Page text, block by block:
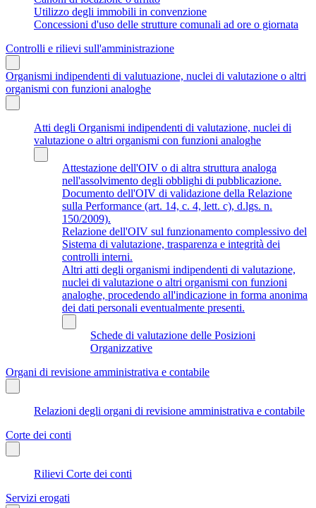
Utilizzo degli immobili in convenzione
Concessioni d'uso delle strutture comunali ad ore o giornata
Controlli e rilievi sull'amministrazione
Organismi indipendenti di valutuazione, nuclei di valutazione o altri
organismi con funzioni analoghe
Atti degli Organismi indipendenti di valutazione, nuclei di
valutazione o altri organismi con funzioni analoghe
Attestazione dell'OIV o di altra struttura analoga
nell'assolvimento degli obblighi di pubblicazione.
Documento dell'OIV di validazione della Relazione
sulla Performance (art. 14, c. 4, lett. c), d.lgs. n.
150/2009).
Relazione dell'OIV sul funzionamento complessivo del
Sistema di valutazione, trasparenza e integrità dei
controlli interni.
Altri atti degli organismi indipendenti di valutazione,
nuclei di valutazione o altri organismi con funzioni
analoghe, procedendo all'indicazione in forma anonima
dei dati personali eventualmente presenti.
Schede di valutazione delle Posizioni
Organizzative
Organi di revisione amministrativa e contabile
Relazioni degli organi di revisione amministrativa e contabile
Corte dei conti
Rilievi Corte dei conti
Servizi erogati